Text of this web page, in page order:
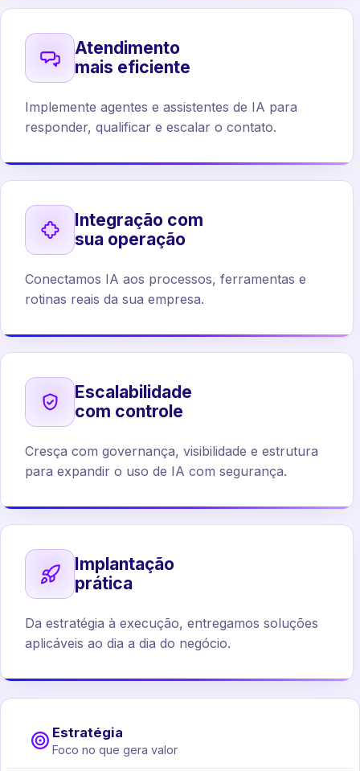
Atendimento
mais eficiente
Implemente agentes e assistentes de IA para
responder, qualificar e escalar o contato.
Integração com
sua operação
Conectamos IA aos processos, ferramentas e
rotinas reais da sua empresa.
Escalabilidade
com controle
Cresça com governança, visibilidade e estrutura
para expandir o uso de IA com segurança.
Implantação
prática
Da estratégia à execução, entregamos soluções
aplicáveis ao dia a dia do negócio.
Estratégia
Foco no que gera valor